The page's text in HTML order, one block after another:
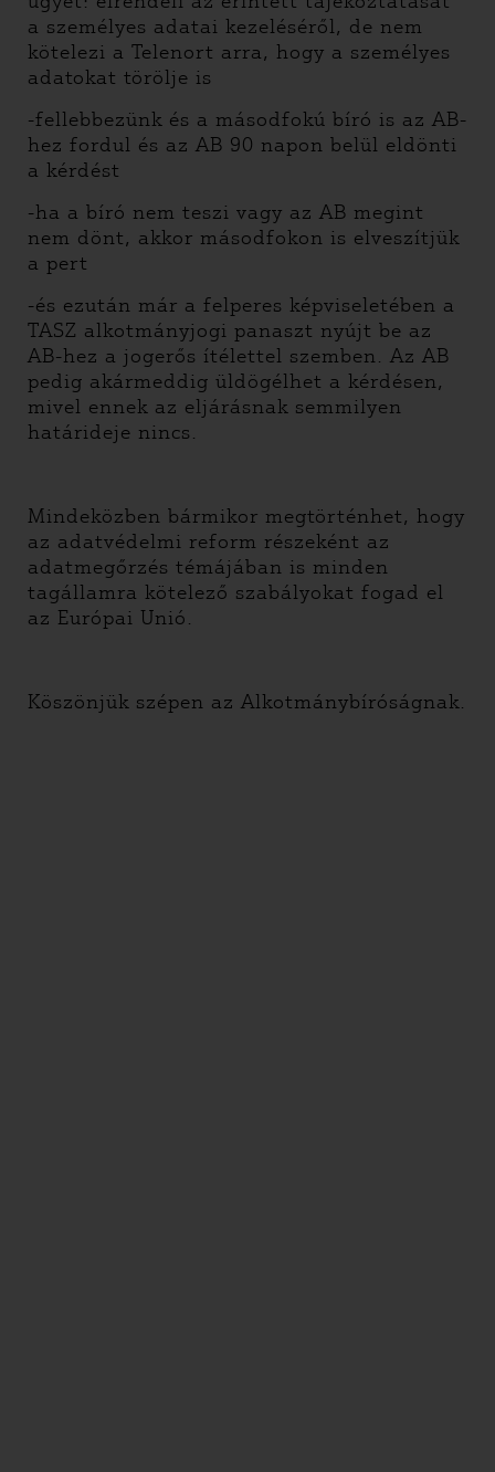
a személyes adatai kezeléséről, de nem
kötelezi a Telenort arra, hogy a személyes
adatokat törölje is
-fellebbezünk és a másodfokú bíró is az AB-
hez fordul és az AB 90 napon belül eldönti
a kérdést
-ha a bíró nem teszi vagy az AB megint
nem dönt, akkor másodfokon is elveszítjük
a pert
-és ezután már a felperes képviseletében a
TASZ alkotmányjogi panaszt nyújt be az
AB-hez a jogerős ítélettel szemben. Az AB
pedig akármeddig üldögélhet a kérdésen,
mivel ennek az eljárásnak semmilyen
határideje nincs.
Mindeközben bármikor megtörténhet, hogy
az adatvédelmi reform részeként az
adatmegőrzés témájában is minden
tagállamra kötelező szabályokat fogad el
az Európai Unió.
Köszönjük szépen az Alkotmánybíróságnak.